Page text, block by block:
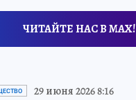
ЧИТАЙТЕ НАС В МАХ!
29 июня 2026 8:16